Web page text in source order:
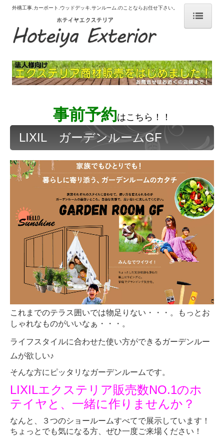
# ホーム
# 選ばれる理由
# はじめての外構工事
カーポート サイクルポート
デッキ
テラス
テラス囲い ガーデンルーム
フェンス ブロック
車庫まわり カーゲート
門まわり 門柱・門扉
物置
外構工事事例
# ご依頼の流れ
車庫まわり
カーポート（１台用）
カーポートレギュラーR・F
外構工事.カーポート.ウッドデッキ.サンルーム.のことならお任せ下さい。
事前予約はこちら！！
LIXIL ガーデンルームGF
こ れまでのテラス囲いでは物足りない・・・。もっとお
しゃれなものがいいなぁ・・・。
ライフスタイルに合わせた使い方ができるガーデンルー
ムが欲しい♪
そんな方にピッタリなガーデンルームです。
LIXILエクステリア販売数NO.1のホ
テイヤと、一緒に作りませんか？
なんと、３つのショールームすべてで展示しています！
ちょっとでも気になる方、ぜひ一度ご来場ください！